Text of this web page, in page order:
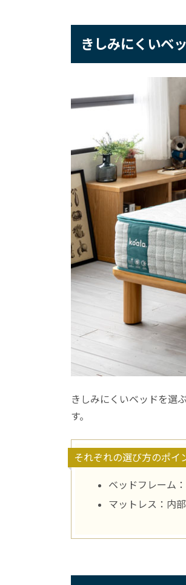
きしみにくいベ
きしみにくいベッドを選ぶ
す。
それぞれの選び方のポイ
ベッドフレーム
マットレス：内